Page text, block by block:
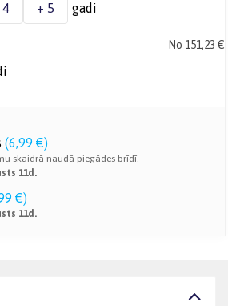
4 + 5 gadi
No 151,23 €
(6,99 €)
skaidrā naudā piegādes brīdī.
11d.
€)
11d.